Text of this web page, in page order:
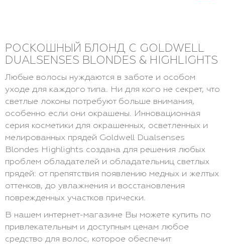
РОСКОШНЫЙ БЛОНД С GOLDWELL
DUALSENSES BLONDES & HIGHLIGHTS
Любые волосы нуждаются в заботе и особом
уходе для каждого типа. Ни для кого не секрет, что
светлые локоны потребуют больше внимания,
особенно если они окрашены. Инновационная
серия косметики для окрашенных, осветленных и
мелированных прядей Goldwell Dualsenses
Blondes Highlights создана для решения любых
проблем обладателей и обладательниц светлых
прядей: от препятствия появлению медных и желтых
оттенков, до увлажнения и восстановления
поврежденных участков прически.
В нашем интернет-магазине Вы можете купить по
привлекательным и доступным ценам любое
средство для волос, которое обеспечит